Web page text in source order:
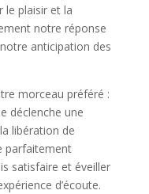
le plaisir et la
notre réponse
anticipation des
morceau préféré :
déclenche une
libération de
parfaitement
satisfaire et éveiller
d’écoute.